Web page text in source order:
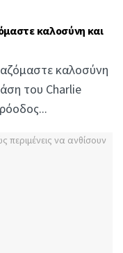
καλοσύνη και
καλοσύνη
του Charlie